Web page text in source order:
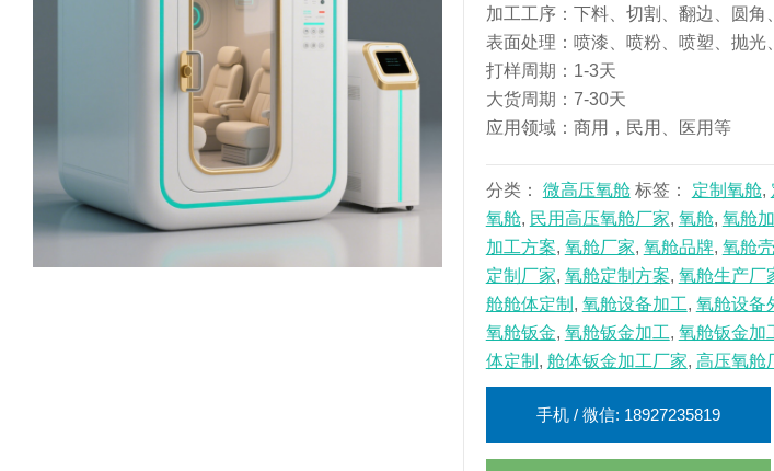
加工工序：下料、切割、翻边、圆
表面处理：喷漆、喷粉、喷塑、抛光
打样周期：1-3天
大货周期：7-30天
应用领域：商用，民用、医用等
分类： 微高压氧舱 标签： 定制氧舱,
氧舱, 民用高压氧舱厂家, 氧舱, 氧舱
加工方案, 氧舱厂家, 氧舱品牌, 氧舱
定制厂家, 氧舱定制方案, 氧舱生产厂
舱舱体定制 , 氧舱设备加工, 氧舱设备
氧舱钣金, 氧舱钣金加工, 氧舱钣金加
体定制 , 舱体钣金加工厂家, 高压氧舱
手机 / 微信: 18927235819